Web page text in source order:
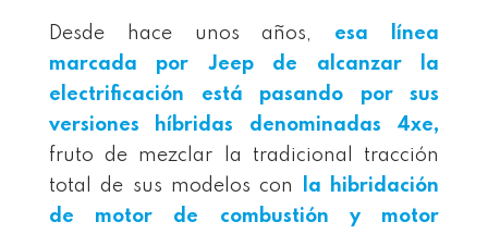
Desde hace unos años, esa línea
marcada por Jeep de alcanzar la
electrificación está pasando por sus
versiones híbridas denominadas 4xe,
fruto de mezclar la tradicional tracción
total de sus modelos con
la hibridación
de motor de combustión y motor